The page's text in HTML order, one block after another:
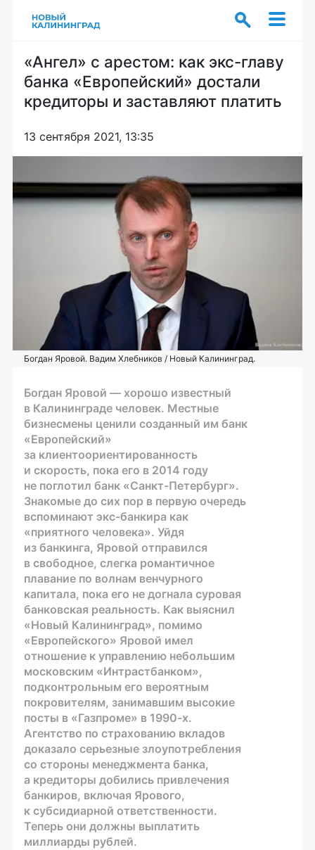
«Ангел» с арестом: как экс-главу
банка «Европейский» достали
кредиторы и заставляют платить
13 сентября 2021, 13:35
Богдан Яровой. Вадим Хлебников / Новый Калининград.
Богдан Яровой — хорошо известный
в Калининграде человек. Местные
бизнесмены ценили созданный им банк
«Европейский»
за клиентоориентированность
и скорость, пока его в 2014 году
не поглотил банк «Санкт-Петербург».
Знакомые до сих пор в первую очередь
вспоминают экс-банкира как
«приятного человека». Уйдя
из банкинга, Яровой отправился
в свободное, слегка романтичное
плавание по волнам венчурного
капитала, пока его не догнала суровая
банковская реальность. Как выяснил
«Новый Калининград», помимо
«Европейского» Яровой имел
отношение к управлению небольшим
московским «Интрастбанком»,
подконтрольным его вероятным
покровителям, занимавшим высокие
посты в «Газпроме» в 1990-х.
Агентство по страхованию вкладов
доказало серьезные злоупотребления
со стороны менеджмента банка,
а кредиторы добились привлечения
банкиров, включая Ярового,
к субсидиарной ответственности.
Теперь они должны выплатить
миллиарды рублей.